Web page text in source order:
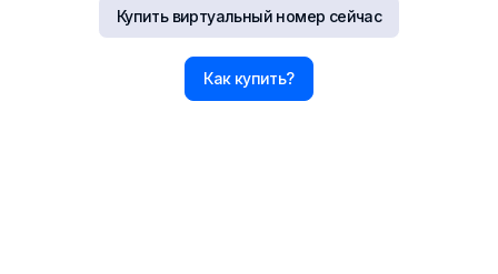
Купить виртуальный номер сейчас
Как купить?